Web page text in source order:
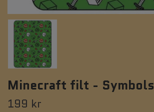
Minecraft filt - Symbols
199 kr